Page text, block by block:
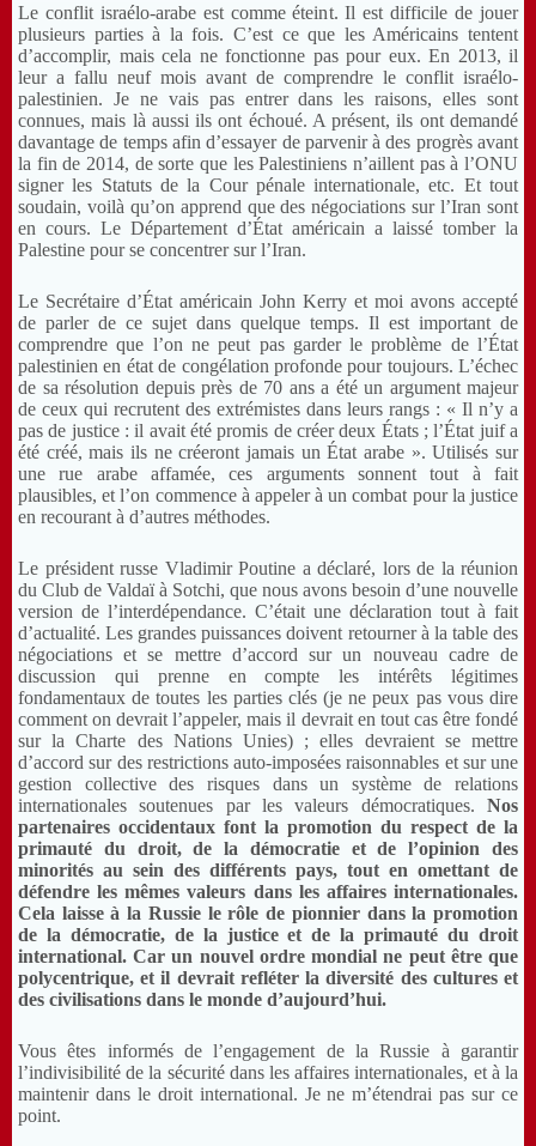
Le conflit israélo-arabe est comme éteint. Il est difficile de jouer
plusieurs parties à la fois. C’est ce que les Américains tentent
d’accomplir, mais cela ne fonctionne pas pour eux. En 2013, il
leur a fallu neuf mois avant de comprendre le conflit israélo-
palestinien. Je ne vais pas entrer dans les raisons, elles sont
connues, mais là aussi ils ont échoué. A présent, ils ont demandé
davantage de temps afin d’essayer de parvenir à des progrès avant
la fin de 2014, de sorte que les Palestiniens n’aillent pas à l’ONU
signer les Statuts de la Cour pénale internationale, etc. Et tout
soudain, voilà qu’on apprend que des négociations sur l’Iran sont
en cours. Le Département d’État américain a laissé tomber la
Palestine pour se concentrer sur l’Iran.
Le Secrétaire d’État américain John Kerry et moi avons accepté
de parler de ce sujet dans quelque temps. Il est important de
comprendre que l’on ne peut pas garder le problème de l’État
palestinien en état de congélation profonde pour toujours. L’échec
de sa résolution depuis près de 70 ans a été un argument majeur
de ceux qui recrutent des extrémistes dans leurs rangs : « Il n’y a
pas de justice: il avait été promis de créer deux États ; l’État juif a
été créé, mais ils ne créeront jamais un État arabe ». Utilisés sur
une rue arabe affamée, ces arguments sonnent tout à fait
plausibles, et l’on commence à appeler à un combat pour la justice
en recourant à d’autres méthodes.
Le président russe Vladimir Poutine a déclaré, lors de la réunion
du Club de Valdaï à Sotchi, que nous avons besoin d’une nouvelle
version de l’interdépendance. C’était une déclaration tout à fait
d’actualité. Les grandes puissances doivent retourner à la table des
négociations et se mettre d’accord sur un nouveau cadre de
discussion qui prenne en compte les intérêts légitimes
fondamentaux de toutes les parties clés (je ne peux pas vous dire
comment on devrait l’appeler, mais il devrait en tout cas être fondé
sur la Charte des Nations Unies) ; elles devraient se mettre
d’accord sur des restrictions auto-imposées raisonnables et sur une
gestion collective des risques dans un système de relations
internationales soutenues par les valeurs démocratiques. Nos
partenaires occidentaux font la promotion du respect de la
primauté du droit, de la démocratie et de l’opinion des
minorités au sein des différents pays, tout en omettant de
défendre les mêmes valeurs dans les affaires internationales.
Cela laisse à la Russie le rôle de pionnier dans la promotion
de la démocratie, de la justice et de la primauté du droit
international. Car un nouvel ordre mondial ne peut être que
polycentrique, et il devrait refléter la diversité des cultures et
des civilisations dans le monde d’aujourd’hui.
Vous êtes informés de l’engagement de la Russie à garantir
l’indivisibilité de la sécurité dans les affaires internationales, et à la
maintenir dans le droit international. Je ne m’étendrai pas sur ce
point.